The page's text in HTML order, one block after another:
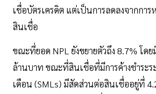
เชื่อบัตรเครดิต แต่เป็นการลดลงจากการ
สินเชื่อ
ขณะที่ยอด NPL ยังขยายตัวถึง 8.7% โด
ล้านบาท ขณะที่สินเชื่อที่มีการค้างชำระร
เดือน (SMLs) มีสัดส่วนต่อสินเชื่ออยู่ที่